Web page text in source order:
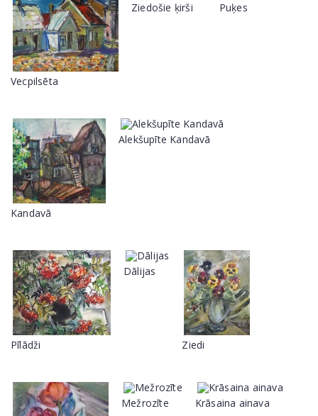
Vecpilsēta
Ziedošie ķirši Puķes
Kandavā
Alekšupīte Kandavā
Pīlādži
Dālijas
Ziedi
Mežrozīte Krāsaina ainava